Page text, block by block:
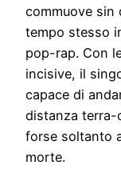
commuove sin
tempo stesso
pop-rap. Con
incisive, il
capace di
distanza terra-
forse soltanto
morte.